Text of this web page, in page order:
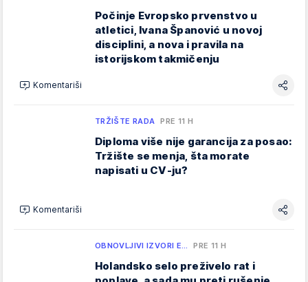
Počinje Evropsko prvenstvo u
atletici, Ivana Španović u novoj
disciplini, a nova i pravila na
istorijskom takmičenju
Komentariši
TRŽIŠTE RADA PRE 11 H
Diploma više nije garancija za posao:
Tržište se menja, šta morate
napisati u CV-ju?
Komentariši
OBNOVLJIVI IZVORI E… PRE 11 H
Holandsko selo preživelo rat i